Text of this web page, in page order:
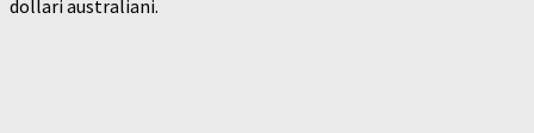
dollari australiani.